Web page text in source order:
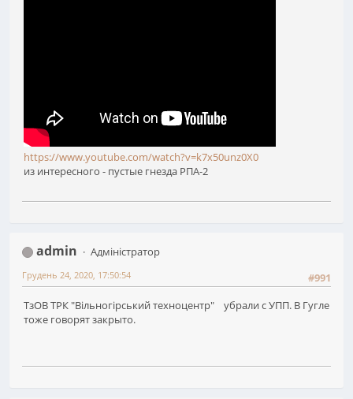
https://www.youtube.com/watch?v=k7x50unz0X0
из интересного - пустые гнезда РПА-2
admin
Адміністратор
#991
Грудень 24, 2020, 17:50:54
ТзОВ ТРК "Вільногірський техноцентр" убрали с УПП. В Гугле
тоже говорят закрыто.